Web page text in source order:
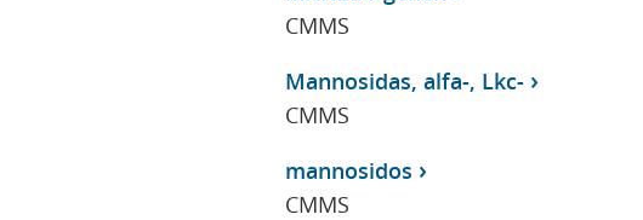
CMMS
Mannosidas, alfa-, Lkc-
CMMS
mannosidos
CMMS